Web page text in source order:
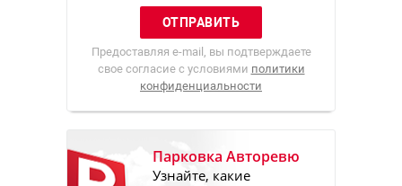
Предоставляя e-mail, вы подтверждаете
свое согласие с условиями политики
конфиденциальности
Парковка Авторевю
Узнайте, какие